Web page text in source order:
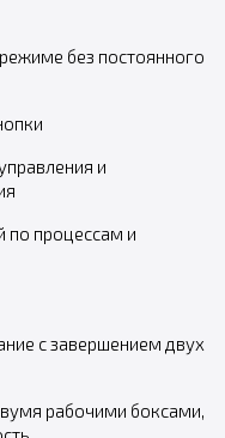
без постоянного
и
по процессам и
с завершением двух
рабочими боксами,